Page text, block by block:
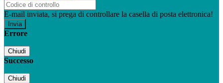
E-mail inviata, si prega di controllare la casella di posta elettronica!
Errore
Chiudi
Successo
Chiudi